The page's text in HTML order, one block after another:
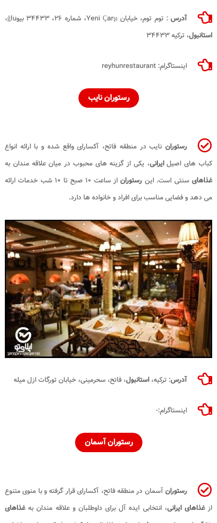
آدرس : توم توم، خیابان Yeni Çarşı، شماره ۲۶، ۳۴۴۳۳ بیوğlu،
استانبول، ترکیه ۳۴۴۳۳
اینستاگرام: reyhunrestaurant
رستوران نایب
رستوران نایب در منطقه فاتح، آکسارای واقع شده و با ارائه انواع
کباب های اصیلایرانی، یکی از گزینه های محبوب در میان علاقه مندان به
غذاهایسنتی است. این رستوران
از ساعت ۱۰ صبح تا ۱۰ شب خدمات ارائه
می دهد و فضایی مناسب برای افراد و خانواده ها دارد.
آدرس: ترکیه، استانبول، فاتح، سحرمینی، خیابان تورگات ازل میله
اینستاگرام:-
رستوران آسمان
رستورانآسمان در منطقه فاتح، آکسارای قرار گرفته و با منوی متنوع
ازغذاهای ایرانی، انتخابی ایده آل برای داوطلبان و علاقه مندان بهغذاهای